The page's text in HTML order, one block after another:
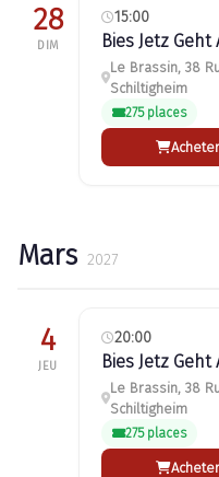
28
DIM
15:00
Bies Jetz Geht
Le Brassin, 38
Schiltigheim
275 places
Acheter
Mars 2027
4
JEU
20:00
Bies Jetz Geht
Le Brassin, 38
Schiltigheim
275 places
Acheter